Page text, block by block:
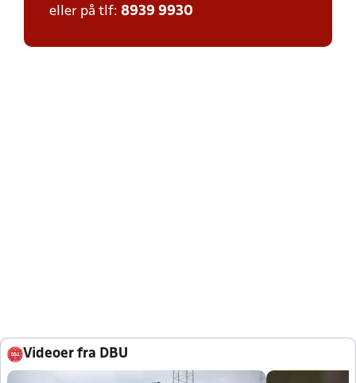
eller på tlf: 8939 9930
Videoer fra DBU